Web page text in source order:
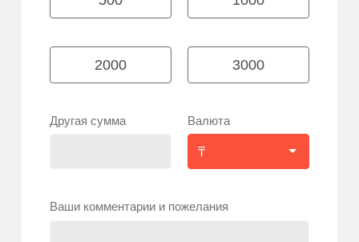
2000 3000
Другая сумма Валюта
Ваши комментарии и пожелания